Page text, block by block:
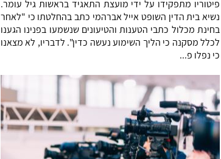
פיטוריו מתפקידו על ידי מועצת התאגיד בראשות גיל עומר.
נשיא בית הדין השופט אייל אברהמי כתב בהחלטתו כי "לאחר
בחינת מכלול כתבי הטענות והטיעונים שנשמעו בפנינו הגענו
לכלל מסקנה כי הליך השימוע נעשה כדין". לדבריו, לא מצאנו
כי נפלו פ...